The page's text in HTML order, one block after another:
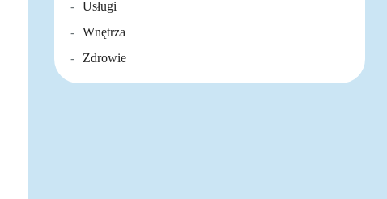
Usługi
Wnętrza
Zdrowie